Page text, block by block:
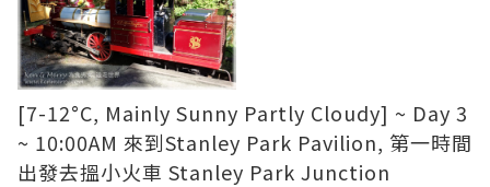
[7-12°C, Mainly Sunny Partly Cloudy] ~ Day 3
~ 10:00AM 來到Stanley Park Pavilion, 第一時間
出發去搵小火車 Stanley Park Junction